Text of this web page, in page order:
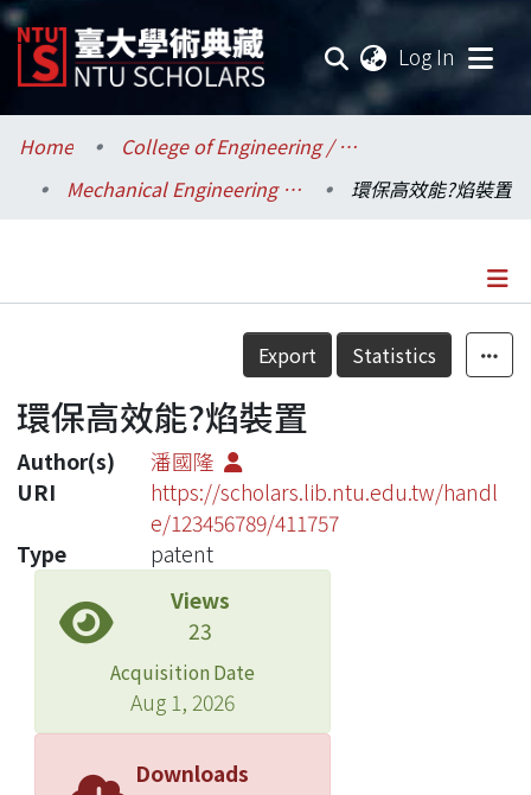
Log In
Communities & Collections
Research Outputs
Statistics
Home
College of Engineering / 工學院
Mechanical Engineering / 機械工程學系
環保高效能?焰裝置
Details
Export Statistics
環保高效能?焰裝置
Author(s)
潘國隆
URI
https://scholars.lib.ntu.edu.tw/handl
e/123456789/411757
Type
patent
Views
23
Acquisition Date
Aug 1, 2026
Downloads